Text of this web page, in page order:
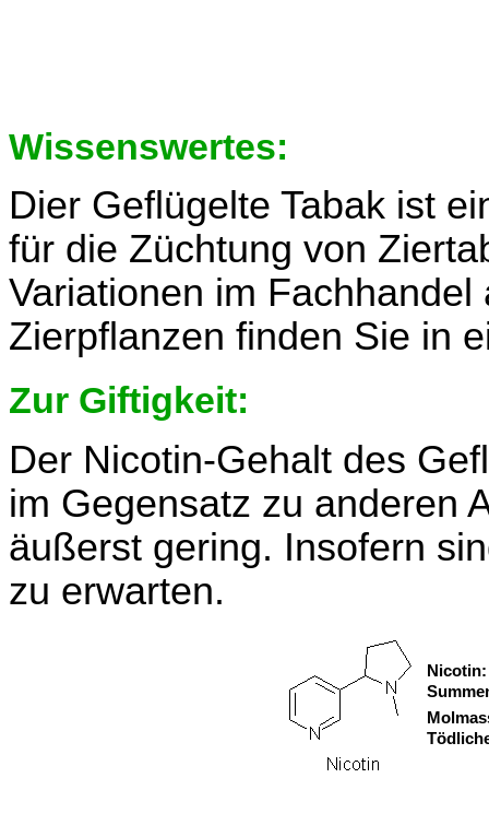
Wissenswertes:
Dier Geflügelte Tabak ist
für die Züchtung von
Variationen im
Zierpflanzen finden Sie in
Zur Giftigkeit:
Der Nicotin-Gehalt des
im Gegensatz zu anderen
äußerst gering. Insofern
zu erwarten.
Nicotin: